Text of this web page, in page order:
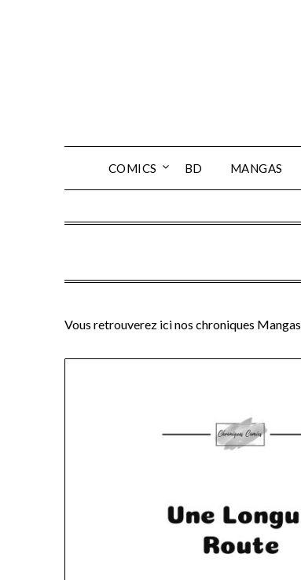
COMICS BD MANGAS
Vous retrouverez ici nos chroniques Mangas